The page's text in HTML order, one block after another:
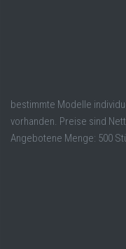
bestimmte Modelle
vorhanden. Preise sind
Angebotene Menge: 500